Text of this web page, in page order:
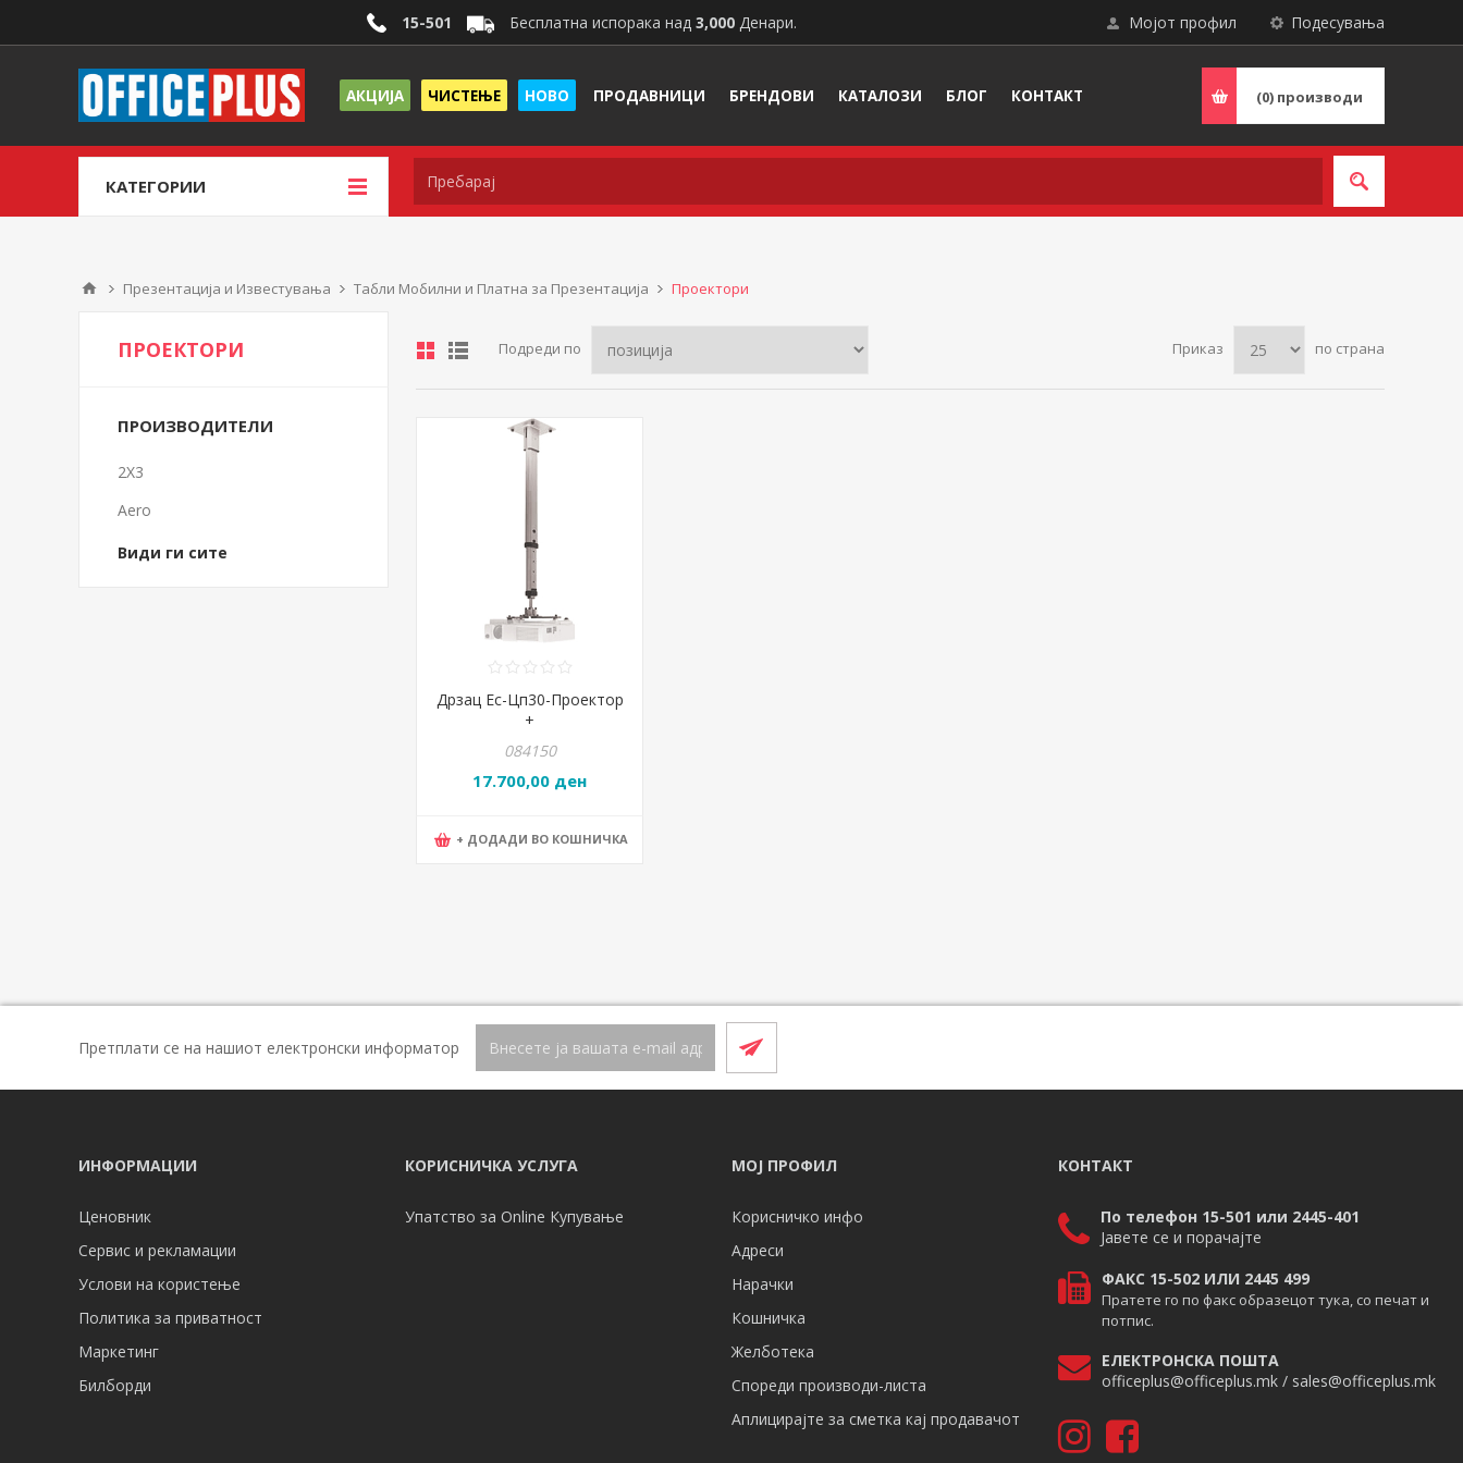
Подесувања
Мојот профил
15-501 Бесплатна испорака над 3,000 Денари.
АКЦИЈА ЧИСТЕЊЕ НОВО ПРОДАВНИЦИ БРЕНДОВИ КАТАЛОЗИ БЛОГ КОНТАКТ (0) производи
КАТЕГОРИИ
Презентација и Известувања Табли Мобилни и Платна за Презентација Проектори
Подреди по Приказ по страна
Дрзац Ес-Цп30-Проектор
+
084150
17.700,00 ден
+ ДОДАДИ ВО КОШНИЧКА
ПРОЕКТОРИ
ПРОИЗВОДИТЕЛИ
2X3
Aero
Види ги сите
Претплати се на нашиот електронски информатор
ИНФОРМАЦИИ
Ценовник
Сервис и рекламации
Услови на користење
Политика за приватност
Маркетинг
Билборди
КОРИСНИЧКА УСЛУГА
Упатство за Online Купување
МОЈ ПРОФИЛ
Корисничко инфо
Адреси
Нарачки
Кошничка
Желботека
Спореди производи-листа
Аплицирајте за сметка кај продавачот
КОНТАКТ
По телефон 15-501 или 2445-401
Јавете се и порачајте
ФАКС 15-502 ИЛИ 2445 499
Пратете го по факс образецот тука, со печат и
потпис.
ЕЛЕКТРОНСКА ПОШТА
officeplus@officeplus.mk / sales@officeplus.mk